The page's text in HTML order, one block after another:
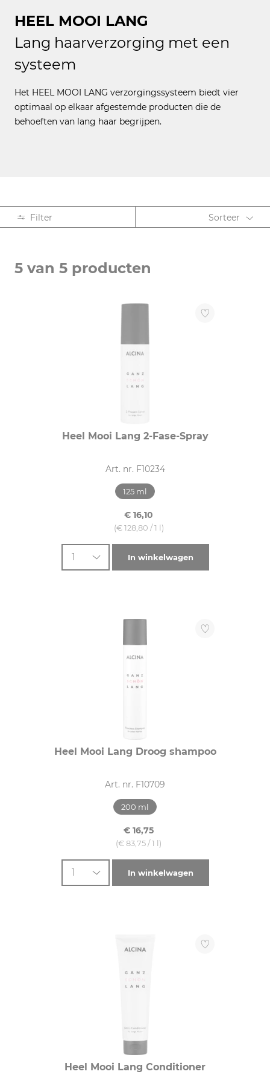
HEEL MOOI LANG
Lang haarverzorging met een
systeem
Het HEEL MOOI LANG verzorgingssysteem biedt vier
optimaal op elkaar afgestemde producten die de
behoeften van lang haar begrijpen.
Sorteer
Filter
Droog shampoo (1)
droog (4)
onbehandeld haar (3)
HAARDIKTE
dik (4)
5 van 5 producten
Heel Mooi Lang 2-Fase-Spray
Art. nr. F10234
125 ml
€ 16,10
(€ 128,80 / 1 l)
1 In winkelwagen
Heel Mooi Lang Droog shampoo
Art. nr. F10709
200 ml
€ 16,75
(€ 83,75 / 1 l)
1 In winkelwagen
Heel Mooi Lang Conditioner